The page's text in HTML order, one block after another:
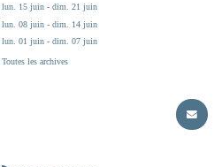
lun. 15 juin - dim. 21 juin
lun. 08 juin - dim. 14 juin
lun. 01 juin - dim. 07 juin
Toutes les archives